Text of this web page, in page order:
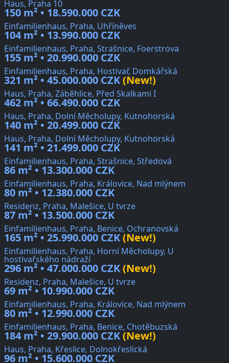
Haus, Praha 10
150 m² • 18.590.000 CZK
Einfamilienhaus, Praha, Uhříněves
104 m² • 13.990.000 CZK
Einfamilienhaus, Praha, Strašnice, Foerstrova
155 m² • 20.990.000 CZK
Einfamilienhaus, Praha, Hostivař, Domkářská
321 m² • 45.000.000 CZK(New!)
Haus, Praha, Záběhlice, Před Skalkami I
462 m² • 66.490.000 CZK
Haus, Praha, Dolní Měcholupy, Kutnohorská
140 m² • 20.499.000 CZK
Haus, Praha, Dolní Měcholupy, Kutnohorská
141 m² • 21.499.000 CZK
Einfamilienhaus, Praha, Strašnice, Středová
86 m² • 13.300.000 CZK
Einfamilienhaus, Praha, Královice, Nad mlýnem
80 m² • 12.380.000 CZK
Residenz, Praha, Malešice, U tvrze
87 m² • 13.500.000 CZK
Einfamilienhaus, Praha, Benice, Ochranovská
165 m² • 25.990.000 CZK(New!)
Einfamilienhaus, Praha, Horní Měcholupy, U
hostivařského nádraží
296 m² • 47.000.000 CZK(New!)
Residenz, Praha, Malešice, U tvrze
69 m² • 10.990.000 CZK
Einfamilienhaus, Praha, Královice, Nad mlýnem
80 m² • 12.990.000 CZK
Einfamilienhaus, Praha, Benice, Chotěbuzská
184 m² • 29.900.000 CZK(New!)
Haus, Praha, Křeslice, Dolnokřeslická
96 m² • 15.600.000 CZK